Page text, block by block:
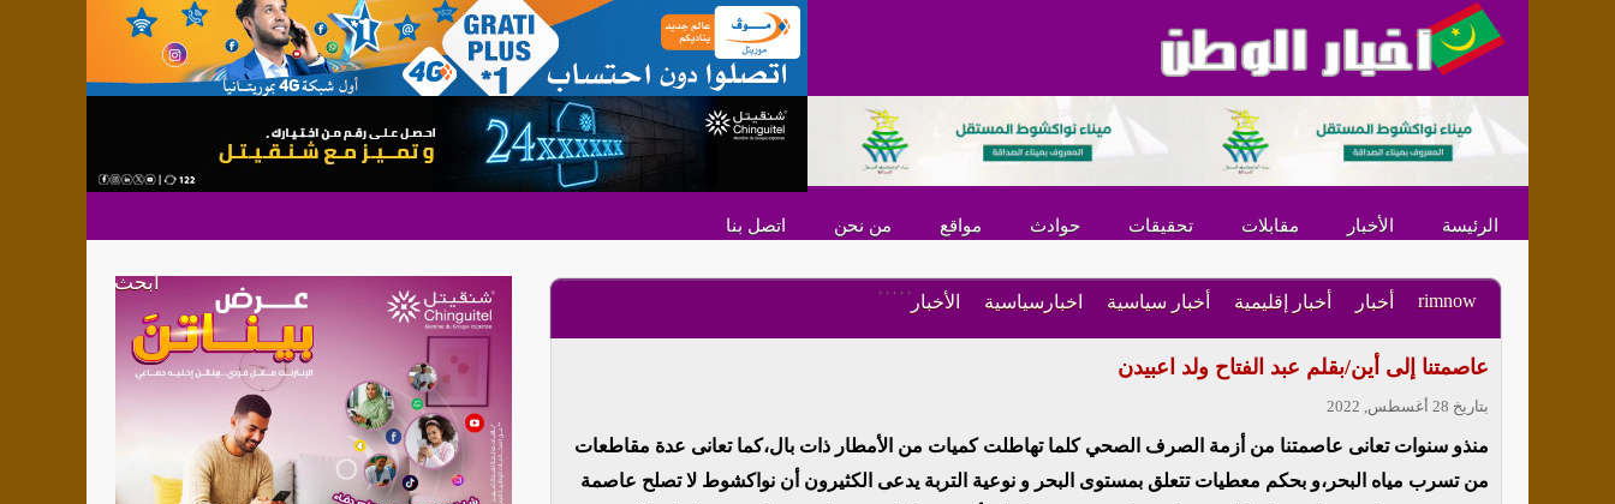
الرئيسة الأخبار مقابلات تحقيقات حوادث مواقع من نحن اتصل بنا
rimnow
,
أخبار
,
أخبار إقليمية
,
أخبار سياسية
,
اخبارسياسية
,
الأخبار
عاصمتنا إلى أين/بقلم عبد الفتاح ولد اعبيدن
بتاريخ 28 أغسطس, 2022
منذو سنوات تعانى عاصمتنا من أزمة الصرف الصحي كلما تهاطلت كميات من الأمطار ذات بال،كما تعانى عدة مقاطعات
من تسرب مياه البحر،و بحكم معطيات تتعلق بمستوى البحر و نوعية التربة يدعى الكثيرون أن نواكشوط لا تصلح عاصمة